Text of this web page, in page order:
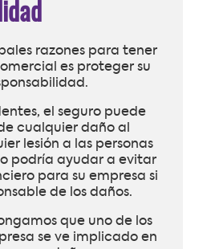
razones para tener
es proteger su
el seguro puede
cualquier daño al
lesión a las personas
podría ayudar a evitar
para su empresa si
de los daños.
que uno de los
se ve implicado en